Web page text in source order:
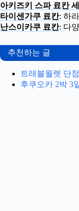
아키즈키 스파 료칸
타이센가쿠 료칸: 하
난스이카쿠 료칸: 다
추천하는 글
트래블월렛 단
후쿠오카 2박 3